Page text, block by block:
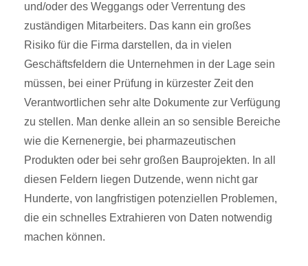
und/oder des Weggangs oder Verrentung des
zuständigen Mitarbeiters. Das kann ein großes
Risiko für die Firma darstellen, da in vielen
Geschäftsfeldern die Unternehmen in der Lage sein
müssen, bei einer Prüfung in kürzester Zeit den
Verantwortlichen sehr alte Dokumente zur Verfügung
zu stellen. Man denke allein an so sensible Bereiche
wie die Kernenergie, bei pharmazeutischen
Produkten oder bei sehr großen Bauprojekten. In all
diesen Feldern liegen Dutzende, wenn nicht gar
Hunderte, von langfristigen potenziellen Problemen,
die ein schnelles Extrahieren von Daten notwendig
machen können.